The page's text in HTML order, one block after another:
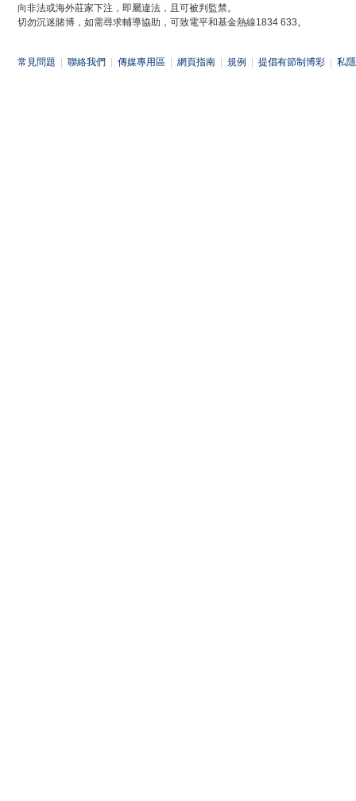
向非法或海外莊家下注，即屬違法，且可被判監禁。
切勿沉迷賭博，如需尋求輔導協助，可致電平和基金熱線1834 633。
常見問題 聯絡我們 傳媒專用區 網頁指南 規例 提倡有節制博彩 私